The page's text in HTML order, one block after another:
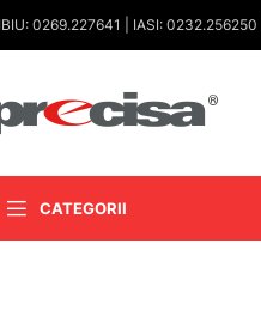
0269.227641 | IASI:
CATEGORII